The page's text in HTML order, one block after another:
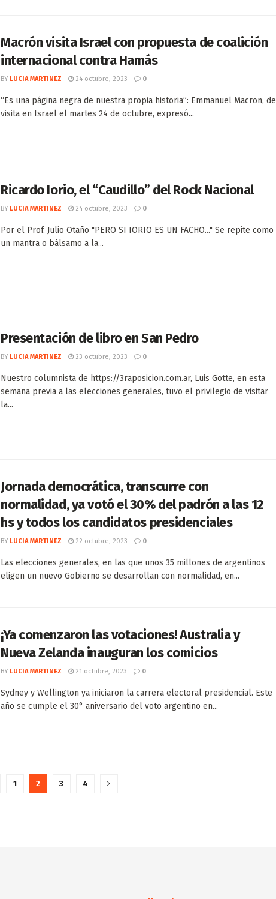
Macrón visita Israel con propuesta de coalición
internacional contra Hamás
BY LUCIA MARTINEZ 24 octubre, 2023 0
“Es una página negra de nuestra propia historia”: Emmanuel Macron, de
visita en Israel el martes 24 de octubre, expresó...
Ricardo Iorio, el “Caudillo” del Rock Nacional
BY LUCIA MARTINEZ 24 octubre, 2023 0
Por el Prof. Julio Otaño "PERO SI IORIO ES UN FACHO..." Se repite como
un mantra o bálsamo a la...
Presentación de libro en San Pedro
BY LUCIA MARTINEZ 23 octubre, 2023 0
Nuestro columnista de https://3raposicion.com.ar, Luis Gotte, en esta
semana previa a las elecciones generales, tuvo el privilegio de visitar
la...
Jornada democrática, transcurre con
normalidad, ya votó el 30% del padrón a las 12
hs y todos los candidatos presidenciales
BY LUCIA MARTINEZ 22 octubre, 2023 0
Las elecciones generales, en las que unos 35 millones de argentinos
eligen un nuevo Gobierno se desarrollan con normalidad, en...
¡Ya comenzaron las votaciones! Australia y
Nueva Zelanda inauguran los comicios
BY LUCIA MARTINEZ 21 octubre, 2023 0
Sydney y Wellington ya iniciaron la carrera electoral presidencial. Este
año se cumple el 30° aniversario del voto argentino en...
1 2 3 4